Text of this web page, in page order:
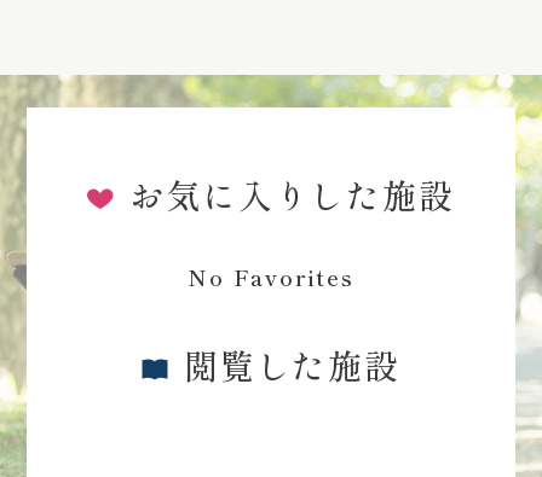
お気に入りした施設
No Favorites
閲覧した施設